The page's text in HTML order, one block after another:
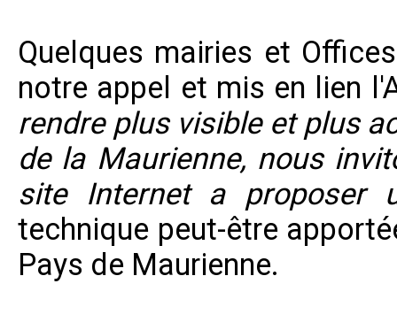
Quelques mairies et
notre appel et mis en lien
rendre plus visible et plus
de la Maurienne, nous
site Internet a proposer
technique peut-être
Pays de Maurienne.